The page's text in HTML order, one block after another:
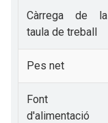
Càrrega de la
taula de treball
Pes net
Font
d'alimentació